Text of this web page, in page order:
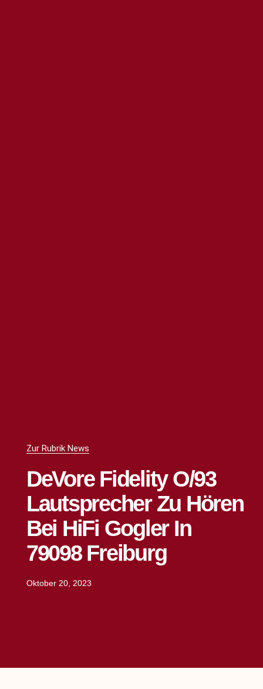
Zur Rubrik News
DeVore Fidelity O/93
Lautsprecher Zu Hören
Bei HiFi Gogler In
79098 Freiburg
Oktober 20, 2023